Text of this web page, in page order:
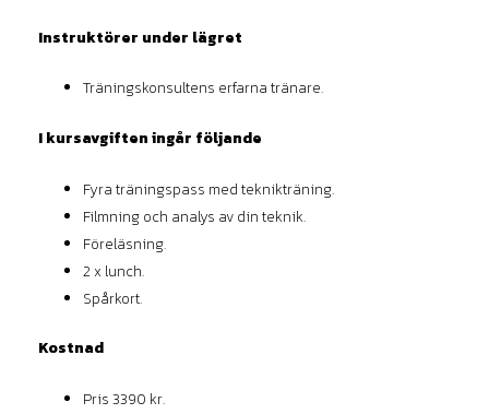
Instruktörer under lägret
Träningskonsultens erfarna tränare.
I kursavgiften ingår följande
Fyra träningspass med teknikträning.
Filmning och analys av din teknik.
Föreläsning.
2 x lunch.
Spårkort.
Kostnad
Pris 3390 kr.